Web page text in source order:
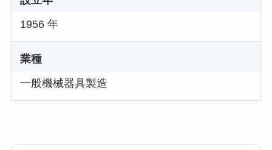
1956 年
業種
一般機械器具製造